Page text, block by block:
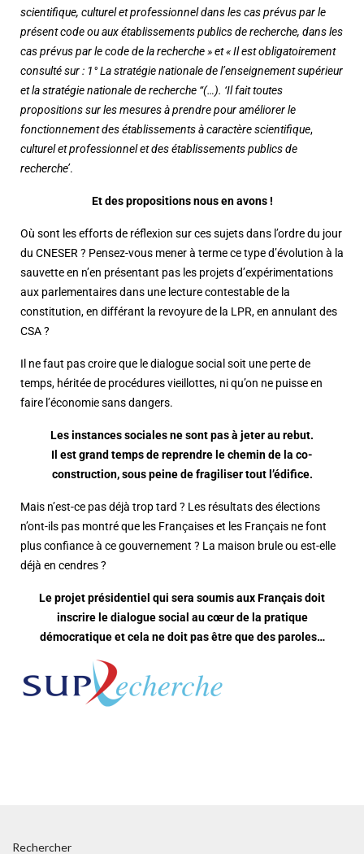
scientifique, culturel et professionnel dans les cas prévus par le
présent code ou aux établissements publics de recherche, dans les
cas prévus par le code de la recherche » et « Il est obligatoirement
consulté sur : 1° La stratégie nationale de l’enseignement supérieur
et la stratégie nationale de recherche “(…). ‘Il fait toutes
propositions sur les mesures à prendre pour améliorer le
fonctionnement des établissements à caractère scientifique,
culturel et professionnel et des établissements publics de
recherche’.
Et des propositions nous en avons !
Où sont les efforts de réflexion sur ces sujets dans l’ordre du jour
du CNESER ? Pensez-vous mener à terme ce type d’évolution à la
sauvette en n’en présentant pas les projets d’expérimentations
aux parlementaires dans une lecture contestable de la
constitution, en différant la revoyure de la LPR, en annulant des
CSA ?
Il ne faut pas croire que le dialogue social soit une perte de
temps, héritée de procédures vieillottes, ni qu’on ne puisse en
faire l’économie sans dangers.
Les instances sociales ne sont pas à jeter au rebut.
Il est grand temps de reprendre le chemin de la co-
construction, sous peine de fragiliser tout l’édifice.
Mais n’est-ce pas déjà trop tard ? Les résultats des élections
n’ont-ils pas montré que les Françaises et les Français ne font
plus confiance à ce gouvernement ? La maison brule ou est-elle
déjà en cendres ?
Le projet présidentiel qui sera soumis aux Français doit
inscrire le dialogue social au cœur de la pratique
démocratique et cela ne doit pas être que des paroles…
Rechercher